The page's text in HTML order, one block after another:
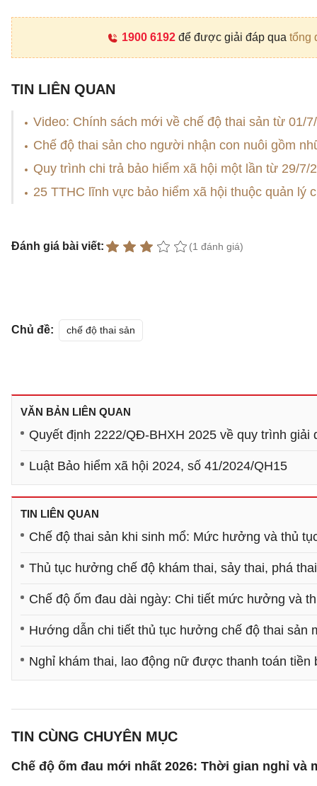
1900 6192để được giải đáp qua tổng
TIN LIÊN QUAN
Video: Chính sách mới về chế độ thai sản từ 01/
Chế độ thai sản cho người nhận con nuôi gồm
Quy trình chi trả bảo hiểm xã hội một lần từ 29/7/
25 TTHC lĩnh vực bảo hiểm xã hội thuộc quản lý
Đánh giá bài viết: (1 đánh giá)
Chủ đề: chế độ thai sản
VĂN BẢN LIÊN QUAN
Quyết định 2222/QĐ-BHXH 2025 về quy trình
Luật Bảo hiểm xã hội 2024, số 41/2024/QH15
TIN LIÊN QUAN
Chế độ thai sản khi sinh mổ: Mức hưởng và thủ
Thủ tục hưởng chế độ khám thai, sảy thai, phá
Chế độ ốm đau dài ngày: Chi tiết mức hưởng và
Hướng dẫn chi tiết thủ tục hưởng chế độ thai sản
Nghỉ khám thai, lao động nữ được thanh toán tiền
TIN CÙNG CHUYÊN MỤC
Chế độ ốm đau mới nhất 2026: Thời gian nghỉ và